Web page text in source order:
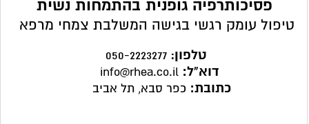
פסיכותרפיה גופנית בהתמחות נשית
טיפול עומק רגשי בגישה המשלבת צמחי מרפא
טלפון:
דוא"ל:
כתובת: כפר סבא, תל אביב